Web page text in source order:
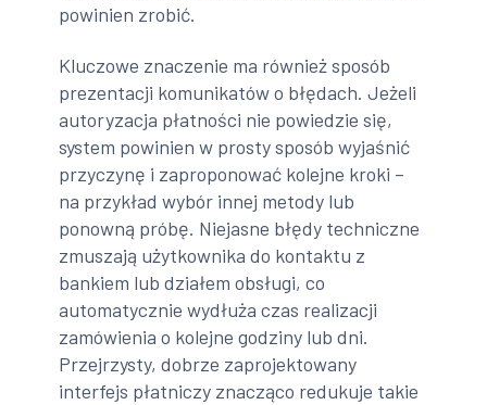
powinien zrobić.
Kluczowe znaczenie ma również sposób
prezentacji komunikatów o błędach. Jeżeli
autoryzacja płatności nie powiedzie się,
system powinien w prosty sposób wyjaśnić
przyczynę i zaproponować kolejne kroki –
na przykład wybór innej metody lub
ponowną próbę. Niejasne błędy techniczne
zmuszają użytkownika do kontaktu z
bankiem lub działem obsługi, co
automatycznie wydłuża czas realizacji
zamówienia o kolejne godziny lub dni.
Przejrzysty, dobrze zaprojektowany
interfejs płatniczy znacząco redukuje takie